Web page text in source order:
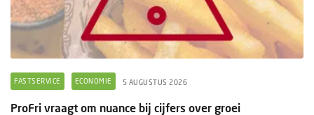
FASTSERVICE ECONOMIE 5 AUGUSTUS 2026
ProFri vraagt om nuance bij cijfers over groei